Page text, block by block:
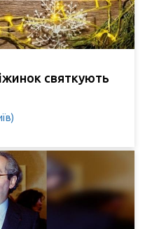
святкують